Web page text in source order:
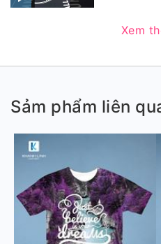
Xem
Sảm phẩm liên